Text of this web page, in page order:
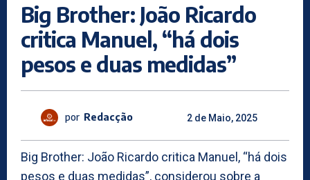
Big Brother: João Ricardo
critica Manuel, “há dois
pesos e duas medidas”
por Redacção 2 de Maio, 2025
Big Brother: João Ricardo critica Manuel, “há dois
pesos e duas medidas”, considerou sobre a